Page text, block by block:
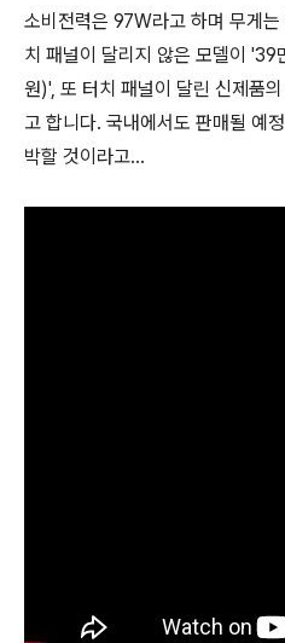
소비전력은 97W라고 하며 무게
치 패널이 달리지 않은 모델이
원)', 또 터치 패널이 달린 신제품
고 합니다. 국내에서도 판매될 예
박할 것이라고...